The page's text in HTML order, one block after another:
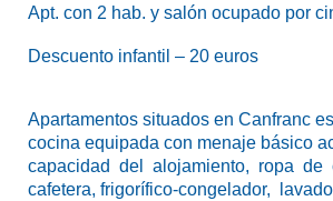
Apt. con 2 hab. y salón ocupado por
Descuento infantil – 20 euros
Apartamentos situados en Canfranc
cocina equipada con menaje básico
capacidad del alojamiento, ropa de
cafetera, frigorífico-congelador,